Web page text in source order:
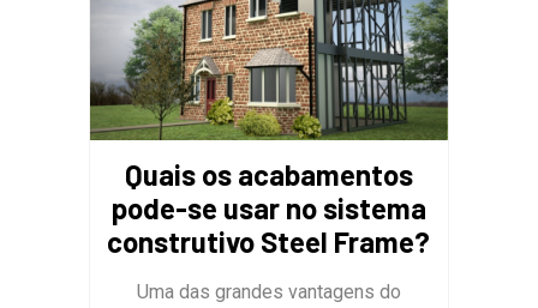
Quais os acabamentos
pode-se usar no sistema
construtivo Steel Frame?
Uma das grandes vantagens do